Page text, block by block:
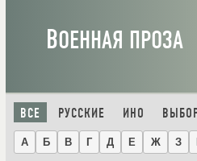
ВОЕННАЯ ПРОЗА
ВСЕ РУССКИЕ ИНО
А Б В Г Д Е Ж З